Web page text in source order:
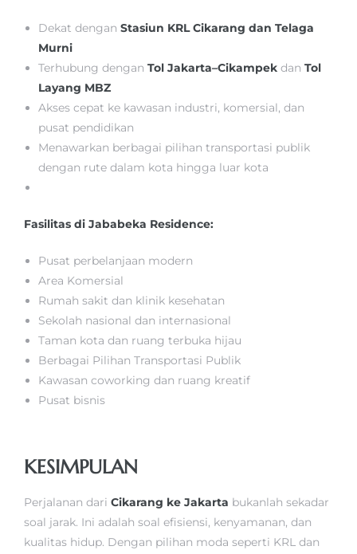
Dekat denganStasiun KRL Cikarang dan Telaga
Murni
Terhubung denganTol Jakarta–Cikampek danTol
Layang MBZ
Akses cepat ke kawasan industri, komersial, dan
pusat pendidikan
Menawarkan berbagai pilihan transportasi publik
dengan rute dalam kota hingga luar kota
Fasilitas di Jababeka Residence:
Pusat perbelanjaan modern
Area Komersial
Rumah sakit dan klinik kesehatan
Sekolah nasional dan internasional
Taman kota dan ruang terbuka hijau
Berbagai Pilihan Transportasi Publik
Kawasan coworking dan ruang kreatif
Pusat bisnis
KESIMPULAN
Perjalanan dari Cikarang ke Jakarta bukanlah sekadar
soal jarak. Ini adalah soal efisiensi, kenyamanan, dan
kualitas hidup. Dengan pilihan moda seperti KRL dan